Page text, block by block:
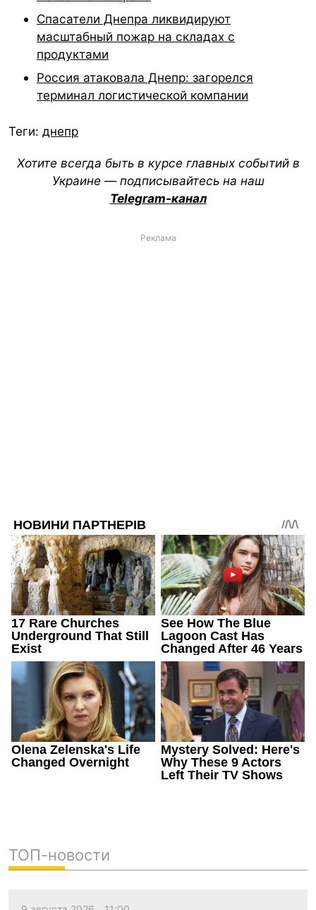
Спасатели Днепра ликвидируют
масштабный пожар на складах с
продуктами
Россия атаковала Днепр: загорелся
терминал логистической компании
Теги: днепр
Хотите всегда быть в курсе главных событий в
Украине — подписывайтесь на наш
Telegram-канал
Реклама
ТОП-новости